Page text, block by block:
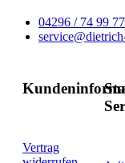
04296 / 74 99 77
Vertrag